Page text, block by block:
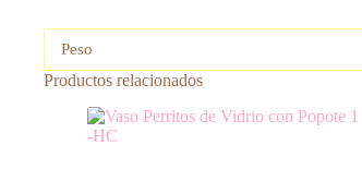
Peso
Productos relacionados